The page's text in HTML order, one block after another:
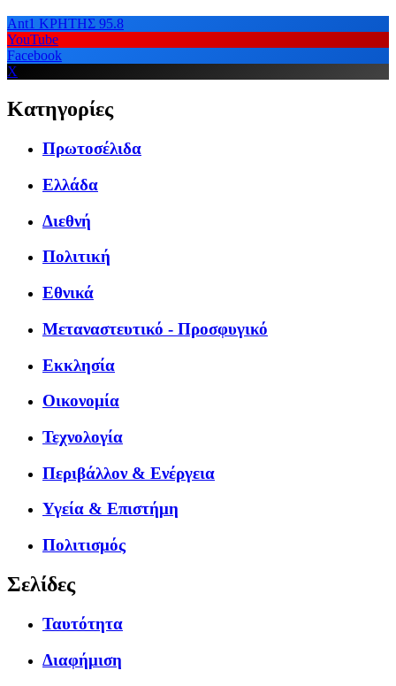
Ant1 ΚΡΗΤΗΣ 95.8
YouTube
Facebook
X
Κατηγορίες
Πρωτοσέλιδα
Ελλάδα
Διεθνή
Πολιτική
Εθνικά
Μεταναστευτικό - Προσφυγικό
Εκκλησία
Οικονομία
Τεχνολογία
Περιβάλλον & Ενέργεια
Υγεία & Επιστήμη
Πολιτισμός
Σελίδες
Ταυτότητα
Διαφήμιση